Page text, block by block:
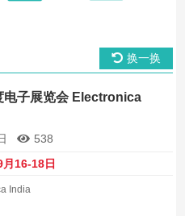
换一换
电子展览会 Electronica
538
16-18日
India